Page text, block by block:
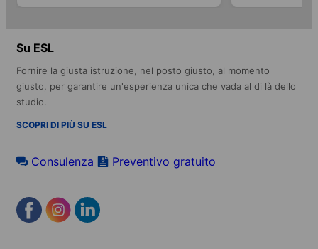
Su ESL
Fornire la giusta istruzione, nel posto giusto, al momento
giusto, per garantire un'esperienza unica che vada al di là dello
studio.
SCOPRI DI PIÙ SU ESL
Consulenza Preventivo gratuito